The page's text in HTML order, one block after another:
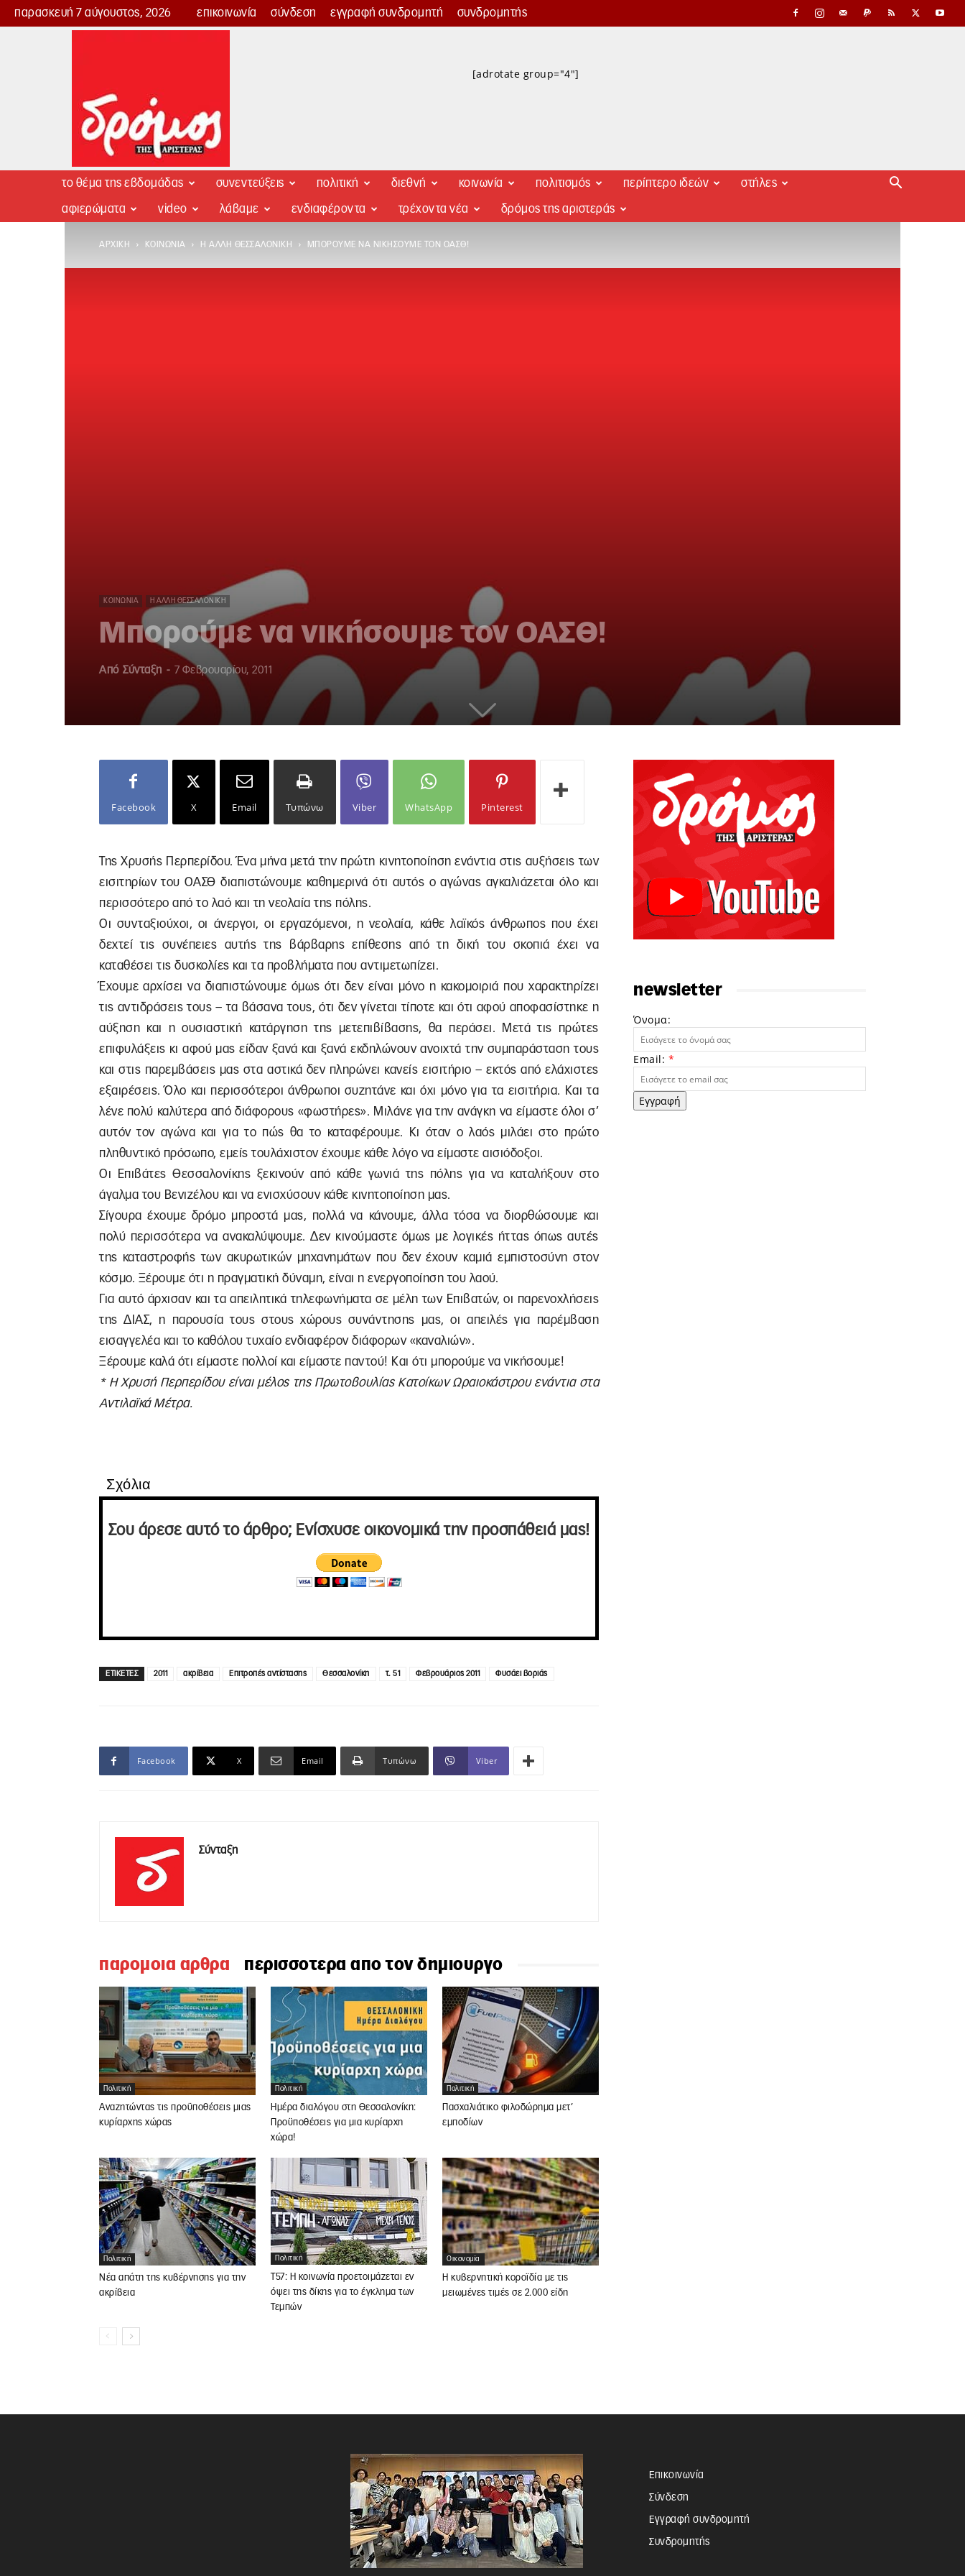
παρασκευή 7 αύγουστος, 2026 επικοινωνία σύνδεση εγγραφή συνδρομητή συνδρομητής
Δρόμος
[adrotate group="4"]
το θέμα της εβδομάδας συνεντεύξεις πολιτική διεθνή κοινωνία πολιτισμός περίπτερο ιδεών στήλες
αφιερώματα video λάβαμε ενδιαφέροντα τρέχοντα νέα δρόμος της αριστεράς
ΑΡΧΙΚΉ ΚΟΙΝΩΝΊΑ Η ΆΛΛΗ ΘΕΣΣΑΛΟΝΊΚΗ ΜΠΟΡΟΎΜΕ ΝΑ ΝΙΚΉΣΟΥΜΕ ΤΟΝ ΟΑΣΘ!
ΚΟΙΝΩΝΊΑ Η ΆΛΛΗ ΘΕΣΣΑΛΟΝΊΚΗ
Μπορούμε να νικήσουμε τον ΟΑΣΘ!
Από Σύνταξη - 7 Φεβρουαρίου, 2011
Facebook X Email Τυπώνω Viber WhatsApp Pinterest
Της Χρυσής Περπερίδου. Ένα μήνα μετά την πρώτη κινητοποίηση ενάντια στις αυξήσεις των
εισιτηρίων του ΟΑΣΘ διαπιστώνουμε καθημερινά ότι αυτός ο αγώνας αγκαλιάζεται όλο και
περισσότερο από το λαό και τη νεολαία της πόλης.
Οι συνταξιούχοι, οι άνεργοι, οι εργαζόμενοι, η νεολαία, κάθε λαϊκός άνθρωπος που έχει
δεχτεί τις συνέπειες αυτής της βάρβαρης επίθεσης από τη δική του σκοπιά έχει να
καταθέσει τις δυσκολίες και τα προβλήματα που αντιμετωπίζει.
Έχουμε αρχίσει να διαπιστώνουμε όμως ότι δεν είναι μόνο η κακομοιριά που χαρακτηρίζει
τις αντιδράσεις τους – τα βάσανα τους, ότι δεν γίνεται τίποτε και ότι αφού αποφασίστηκε η
αύξηση και η ουσιαστική κατάργηση της μετεπιβίβασης, θα περάσει. Μετά τις πρώτες
επιφυλάξεις κι αφού μας είδαν ξανά και ξανά εκδηλώνουν ανοιχτά την συμπαράσταση τους
και στις παρεμβάσεις μας στα αστικά δεν πληρώνει κανείς εισιτήριο – εκτός από ελάχιστες
εξαιρέσεις. Όλο και περισσότεροι άνθρωποι συζητάνε και όχι μόνο για τα εισιτήρια. Και τα
λένε πολύ καλύτερα από διάφορους «φωστήρες». Μιλάνε για την ανάγκη να είμαστε όλοι σ’
αυτόν τον αγώνα και για το πώς θα το καταφέρουμε. Κι όταν ο λαός μιλάει στο πρώτο
πληθυντικό πρόσωπο, εμείς τουλάχιστον έχουμε κάθε λόγο να είμαστε αισιόδοξοι.
Οι Επιβάτες Θεσσαλονίκης ξεκινούν από κάθε γωνιά της πόλης για να καταλήξουν στο
άγαλμα του Βενιζέλου και να ενισχύσουν κάθε κινητοποίηση μας.
Σίγουρα έχουμε δρόμο μπροστά μας, πολλά να κάνουμε, άλλα τόσα να διορθώσουμε και
πολύ περισσότερα να ανακαλύψουμε. Δεν κινούμαστε όμως με λογικές ήττας όπως αυτές
της καταστροφής των ακυρωτικών μηχανημάτων που δεν έχουν καμιά εμπιστοσύνη στον
κόσμο. Ξέρουμε ότι η πραγματική δύναμη, είναι η ενεργοποίηση του λαού.
Για αυτό άρχισαν και τα απειλητικά τηλεφωνήματα σε μέλη των Επιβατών, οι παρενοχλήσεις
της ΔΙΑΣ, η παρουσία τους στους χώρους συνάντησης μας, οι απειλές για παρέμβαση
εισαγγελέα και το καθόλου τυχαίο ενδιαφέρον διάφορων «καναλιών».
Ξέρουμε καλά ότι είμαστε πολλοί και είμαστε παντού! Και ότι μπορούμε να νικήσουμε!
* Η Χρυσή Περπερίδου είναι μέλος της Πρωτοβουλίας Κατοίκων Ωραιοκάστρου ενάντια στα
Αντιλαϊκά Μέτρα.
Σχόλια
Σου άρεσε αυτό το άρθρο; Ενίσχυσε οικονομικά την προσπάθειά μας!
ΕΤΙΚΕΤΕΣ 2011 ακρίβεια Επιτροπές αντίστασης Θεσσαλονίκη τ. 51 Φεβρουάριος 2011 Φυσάει βοριάς
Facebook X Email Τυπώνω Viber
Σύνταξη
παρομοια αρθρα περισσοτερα απο τον δημιουργο
Πολιτική
Αναζητώντας τις προϋποθέσεις μιας
κυρίαρχης χώρας
Πολιτική
Ημέρα διαλόγου στη Θεσσαλονίκη:
Προϋποθέσεις για μια κυρίαρχη
χώρα!
Πολιτική
Πασχαλιάτικο φιλοδώρημα μετ’
εμποδίων
Πολιτική
Νέα απάτη της κυβέρνησης για την
ακρίβεια
Πολιτική
Τ57: Η κοινωνία προετοιμάζεται εν
όψει της δίκης για το έγκλημα των
Τεμπών
Οικονομία
Η κυβερνητική κοροϊδία με τις
μειωμένες τιμές σε 2.000 είδη
newsletter
Όνομα:
Email: *
Εγγραφή
Επικοινωνία
Σύνδεση
Εγγραφή συνδρομητή
Συνδρομητής